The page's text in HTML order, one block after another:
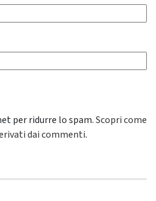
per ridurre lo spam.Scopri come
dai commenti.